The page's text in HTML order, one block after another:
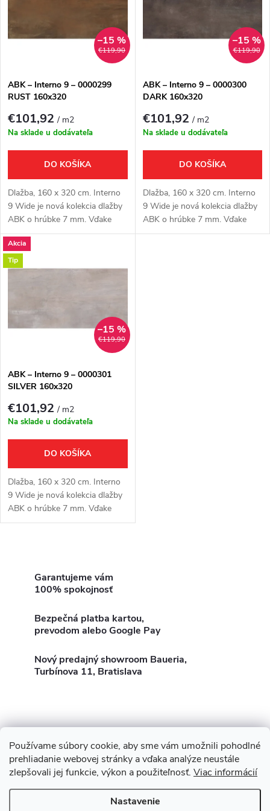
Používame súbory cookie, aby sme vám umožnili pohodlné
prehliadanie webovej stránky a vďaka analýze neustále
zlepšovali jej funkcie, výkon a použiteľnosť. Viac informácií
Nastavenie
n
e
p
r
o
d
u
k
t
o
v
p
i
s
p
r
d
u
k
o
€119,90
–15 %
ABK – Interno 9 – 0000299
RUST 160x320
€101,92/ m2
Na sklade u dodávateľa
DO KOŠÍKA
Dlažba, 160 x 320 cm. Interno
9 Wide je nová kolekcia dlažby
ABK o hrúbke 7 mm. Vďake
svojej malej hrúbke a veľkému
formátu sú tieto dosky ideálne
pre použite vo veľkých...
€119,90
–15 %
ABK – Interno 9 – 0000300
DARK 160x320
€101,92/ m2
Na sklade u dodávateľa
DO KOŠÍKA
Dlažba, 160 x 320 cm. Interno
9 Wide je nová kolekcia dlažby
ABK o hrúbke 7 mm. Vďake
svojej malej hrúbke a veľkému
Akcia
Tip
€119,90
–15 %
ABK – Interno 9 – 0000301
SILVER 160x320
€101,92/ m2
Na sklade u dodávateľa
DO KOŠÍKA
Dlažba, 160 x 320 cm. Interno
9 Wide je nová kolekcia dlažby
ABK o hrúbke 7 mm. Vďake
svojej malej hrúbke a veľkému
i
e
p
Garantujeme vám
100% spokojnosť
Bezpečná platba kartou,
prevodom alebo Google Pay
Nový predajný showroom Baueria,
Turbínova 11, Bratislava
Z
á
Showroom Turbínova 11 Rekonštrukcie
Stavby
3D Vizualizácia zdarma
O nás Obhliadka zdarma